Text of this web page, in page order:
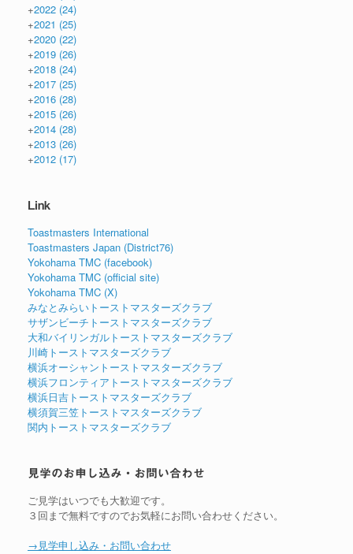
+2022 (24)
+2021 (25)
+2020 (22)
+2019 (26)
+2018 (24)
+2017 (25)
+2016 (28)
+2015 (26)
+2014 (28)
+2013 (26)
+2012 (17)
Link
Toastmasters International
Toastmasters Japan (District76)
Yokohama TMC (facebook)
Yokohama TMC (official site)
Yokohama TMC (X)
みなとみらいトーストマスターズクラブ
サザンビーチトーストマスターズクラブ
大和バイリンガルトーストマスターズクラブ
川崎トーストマスターズクラブ
横浜オーシャントーストマスターズクラブ
横浜フロンティアトーストマスターズクラブ
横浜日吉トーストマスターズクラブ
横須賀三笠トーストマスターズクラブ
関内トーストマスターズクラブ
見学のお申し込み・お問い合わせ
ご見学はいつでも大歓迎です。
３回まで無料ですのでお気軽にお問い合わせください。
→見学申し込み・お問い合わせ